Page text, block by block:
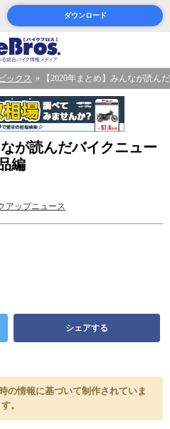
ダウンロード
ックス 【2020年まとめ】みんなが読ん
なが読んだバイクニュー
編
アップニュース
シェアする
の情報に基づいて制作されていま
す。